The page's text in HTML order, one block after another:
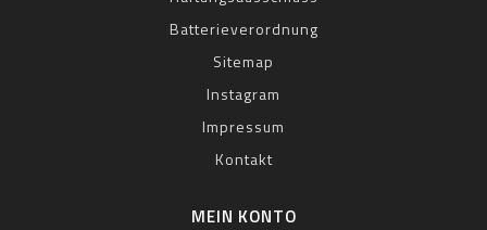
Batterieverordnung
Sitemap
Instagram
Impressum
Kontakt
MEIN KONTO